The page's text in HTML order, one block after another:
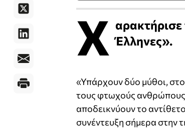
Χ αρακτήρισε
Έλληνες».
«Υπάρχουν δύο μύθοι, στο
τους φτωχούς ανθρώπους
αποδεικνύουν το
συνέντευξη σήμερα στην